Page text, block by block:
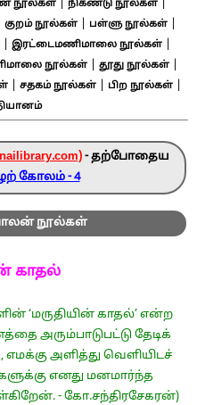
நூல்கள் நிகண்டு நூல்கள்
குறம் நூல்கள் பள்ளு நூல்கள்
| இரட்டைமணிமாலை நூல்கள்|
நூல்கள்| தூது நூல்கள்|
சதகம் நூல்கள் பிற நூல்கள்
- தற்போதைய
கோலம் - 4
நூல்கள்
காதல்
‘மருதியின் காதல்’ என்ற
அரும்பாடுபட்டு தேடிக்
எமக்கு அளித்து வெளியிடச்
எனது மனமார்ந்த
- கோ.சந்திரசேகரன்)